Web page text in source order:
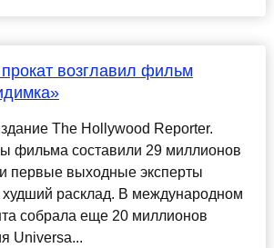
возглавил фильм
The Hollywood Reporter.
фильма составили 29 миллионов
первые выходные эксперты
худший расклад. В международном
собрала еще 20 миллионов
Universa...